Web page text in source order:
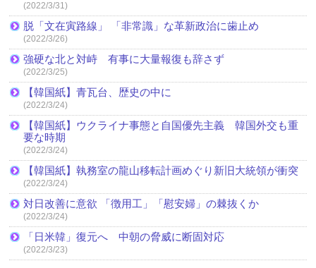
(2022/3/31)
脱「文在寅路線」 「非常識」な革新政治に歯止め
(2022/3/26)
強硬な北と対峙 有事に大量報復も辞さず
(2022/3/25)
【韓国紙】青瓦台、歴史の中に
(2022/3/24)
【韓国紙】ウクライナ事態と自国優先主義 韓国外交も重
要な時期
(2022/3/24)
【韓国紙】執務室の龍山移転計画めぐり新旧大統領が衝突
(2022/3/24)
対日改善に意欲 「徴用工」「慰安婦」の棘抜くか
(2022/3/24)
「日米韓」復元へ 中朝の脅威に断固対応
(2022/3/23)